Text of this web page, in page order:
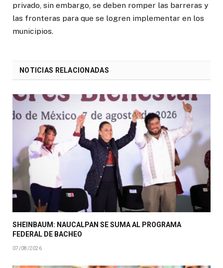
privado, sin embargo, se deben romper las barreras y
las fronteras para que se logren implementar en los
municipios.
NOTICIAS RELACIONADAS
SHEINBAUM: NAUCALPAN SE SUMA AL PROGRAMA
FEDERAL DE BACHEO
07/08/2026